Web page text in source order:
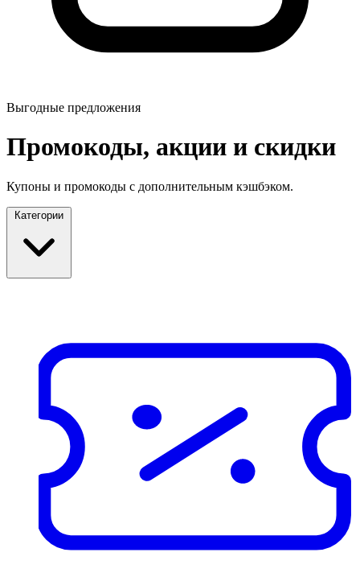
Выгодные предложения
Промокоды, акции и скидки
Купоны и промокоды с дополнительным кэшбэком.
Категории